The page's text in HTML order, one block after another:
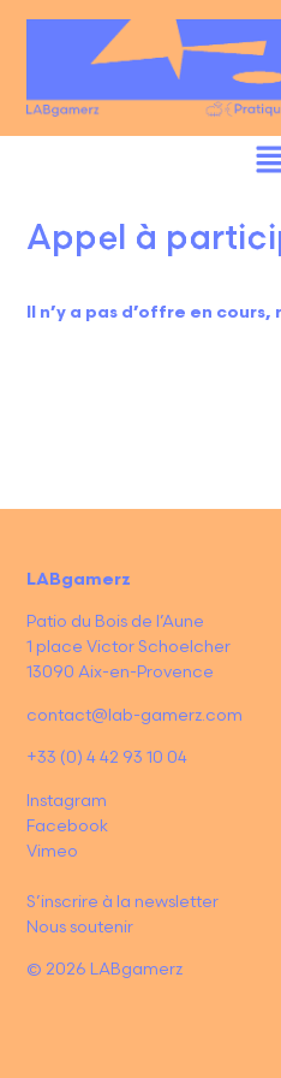
Appel à
Il n’y a pas d’offre en
LABgamerz
Patio du Bois de l’Aune
1 place Victor Schoelcher
13090 Aix-en-Provence
contact@lab-gamerz.com
+33 (0) 4 42 93 10 04
Instagram
Facebook
Vimeo
S’inscrire à la newsletter
Nous soutenir
© 2026 LABgamerz